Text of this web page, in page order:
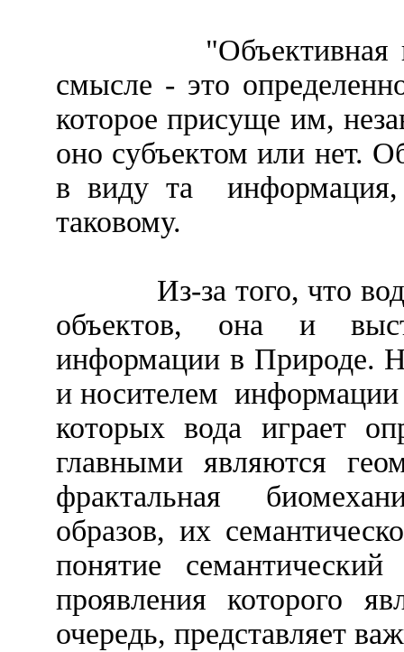
смысле - это
которое присуще им,
оно субъектом или нет.
в виду та
таковому.
Из-за того, что
объектов, она и
информации в Природе.
и носителем информации
которых вода играет
главными являются
фрактальная
образов, их
понятие
проявления которого
очередь, представляет